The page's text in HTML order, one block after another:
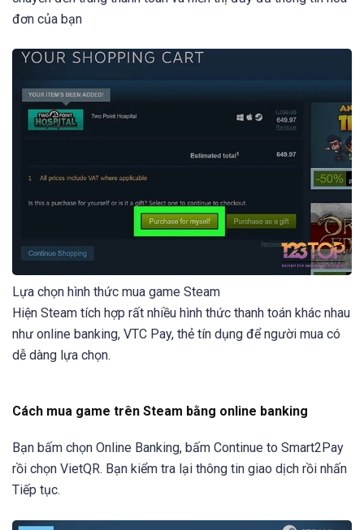
đơn của bạn
Lựa chọn hình thức mua game Steam
Hiện Steam tích hợp rất nhiều hình thức thanh toán khác nhau
như online banking, VTC Pay, thẻ tín dụng để người mua có
dễ dàng lựa chọn.
Cách mua game trên Steam bằng online banking
Bạn bấm chọn Online Banking, bấm Continue to Smart2Pay
rồi chọn VietQR. Bạn kiểm tra lại thông tin giao dịch rồi nhấn
Tiếp tục.